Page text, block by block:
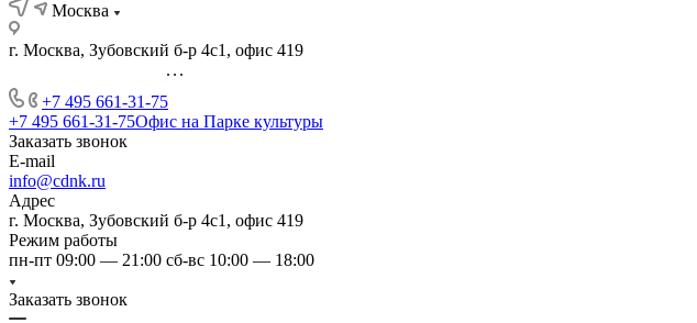
Москва
г. Москва, Зубовский б-р 4с1, офис 419
...
+7 495 661-31-75
+7 495 661-31-75Офис на Парке культуры
Заказать звонок
E-mail
info@cdnk.ru
Адрес
г. Москва, Зубовский б-р 4с1, офис 419
Режим работы
пн-пт 09:00 — 21:00 сб-вс 10:00 — 18:00
Заказать звонок